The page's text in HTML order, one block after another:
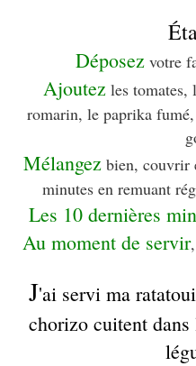
Déposezvotre
Ajoutezles tomates,
romarin, le paprika
Mélangezbien, couvrir
minutes en remuant
Les 10 dernières
Au moment de servir
J'ai servi ma
chorizo cuitent